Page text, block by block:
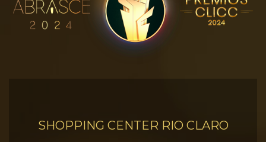
SHOPPING CENTER RIO CLARO